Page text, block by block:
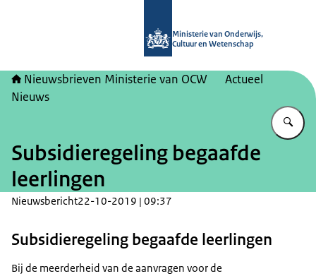
Ministerie van Onderwijs,
Cultuur en Wetenschap
Nieuwsbrieven Ministerie van OCW
Actueel
Nieuws
Subsidieregeling begaafde
leerlingen
Nieuwsbericht22-10-2019 | 09:37
Subsidieregeling begaafde leerlingen
Bij de meerderheid van de aanvragen voor de